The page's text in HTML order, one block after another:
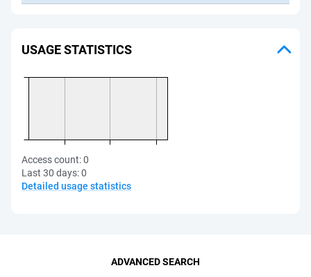
USAGE STATISTICS
Access count:0
Last 30 days:0
Detailed usage statistics
ADVANCED SEARCH